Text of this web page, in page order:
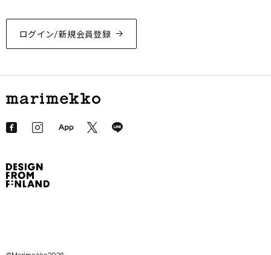
ログイン/新規会員登録